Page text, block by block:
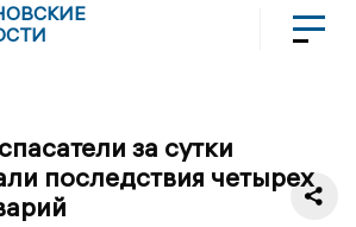
за сутки
последствия четырех